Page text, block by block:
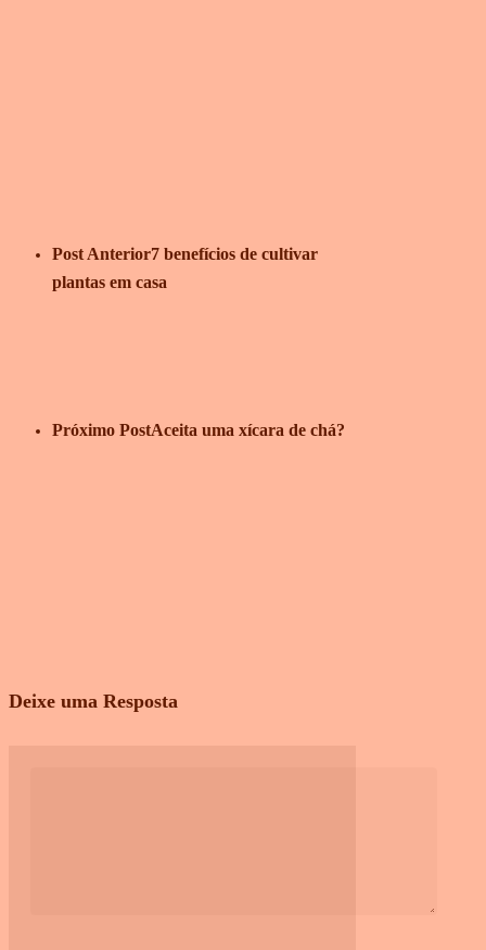
Post Anterior7 benefícios de cultivar
plantas em casa
Próximo PostAceita uma xícara de chá?
Deixe uma Resposta